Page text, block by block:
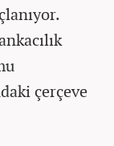
çerçeve